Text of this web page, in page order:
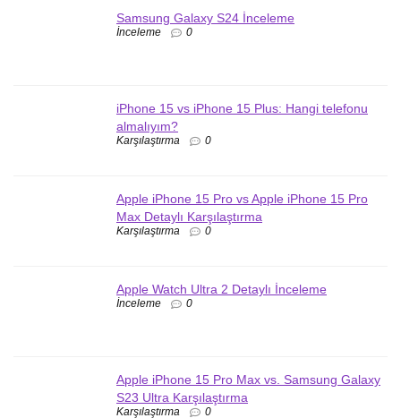
Samsung Galaxy S24 İnceleme
İnceleme 0
iPhone 15 vs iPhone 15 Plus: Hangi telefonu
almalıyım?
Karşılaştırma 0
Apple iPhone 15 Pro vs Apple iPhone 15 Pro
Max Detaylı Karşılaştırma
Karşılaştırma 0
Apple Watch Ultra 2 Detaylı İnceleme
İnceleme 0
Apple iPhone 15 Pro Max vs. Samsung Galaxy
S23 Ultra Karşılaştırma
Karşılaştırma 0